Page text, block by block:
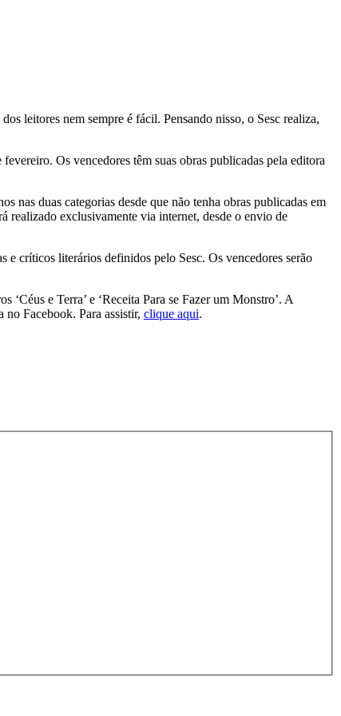
leitores nem sempre é fácil. Pensando nisso, o Sesc realiza,
Os vencedores têm suas obras publicadas pela editora
nas duas categorias desde que não tenha obras publicadas em
realizado exclusivamente via internet, desde o envio de
e críticos literários definidos pelo Sesc. Os vencedores serão
e Terra’ e ‘Receita Para se Fazer um Monstro’. A
Facebook. Para assistir, clique aqui.